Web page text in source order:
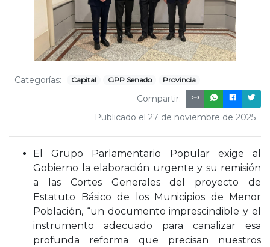
Categorías: Capital GPP Senado Provincia
Compartir:
Publicado el 27 de noviembre de 2025
El Grupo Parlamentario Popular exige al
Gobierno la elaboración urgente y su remisión
a las Cortes Generales del proyecto de
Estatuto Básico de los Municipios de Menor
Población, “un documento imprescindible y el
instrumento adecuado para canalizar esa
profunda reforma que precisan nuestros